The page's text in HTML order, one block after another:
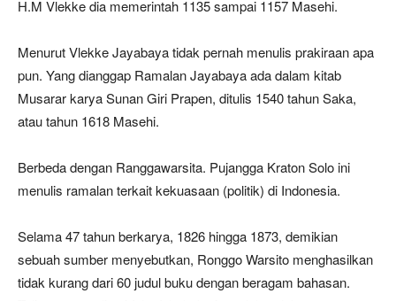
H.M Vlekke dia memerintah 1135 sampai 1157 Masehi.
Menurut Vlekke Jayabaya tidak pernah menulis prakiraan apa
pun. Yang dianggap Ramalan Jayabaya ada dalam kitab
Musarar karya Sunan Giri Prapen, ditulis 1540 tahun Saka,
atau tahun 1618 Masehi.
Berbeda dengan Ranggawarsita. Pujangga Kraton Solo ini
menulis ramalan terkait kekuasaan (politik) di Indonesia.
Selama 47 tahun berkarya, 1826 hingga 1873, demikian
sebuah sumber menyebutkan, Ronggo Warsito menghasilkan
tidak kurang dari 60 judul buku dengan beragam bahasan.